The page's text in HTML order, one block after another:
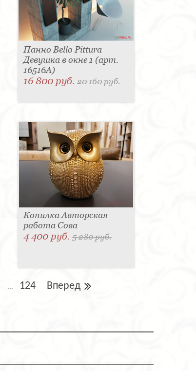
Панно Bello Pittura
Девушка в окне 1 (арт.
16516A)
16 800 руб.20 160 руб.
Копилка Авторская
работа Сова
4 400 руб.5 280 руб.
... 124 Вперед